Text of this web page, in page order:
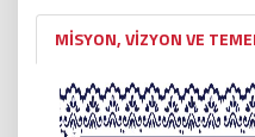
MİSYON, VİZYON VE